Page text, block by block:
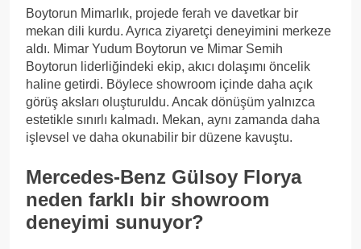
Boytorun Mimarlık, projede ferah ve davetkar bir
mekan dili kurdu. Ayrıca ziyaretçi deneyimini merkeze
aldı. Mimar Yudum Boytorun ve Mimar Semih
Boytorun liderliğindeki ekip, akıcı dolaşımı öncelik
haline getirdi. Böylece showroom içinde daha açık
görüş aksları oluşturuldu. Ancak dönüşüm yalnızca
estetikle sınırlı kalmadı. Mekan, aynı zamanda daha
işlevsel ve daha okunabilir bir düzene kavuştu.
Mercedes-Benz Gülsoy Florya
neden farklı bir showroom
deneyimi sunuyor?